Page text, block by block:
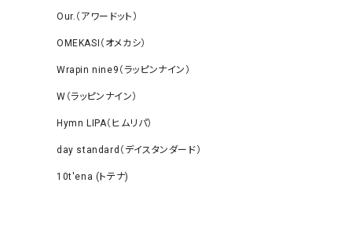
Our.（アワードット）
OMEKASI（オメカシ）
Wrapin nine9（ラッピンナイン）
W（ラッピンナイン）
Hymn LIPA（ヒムリパ）
day standard（デイスタンダード）
10t'ena (トテナ)